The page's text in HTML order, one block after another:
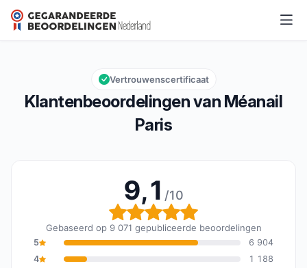
Méanail Paris
Algemene beoordeling: 9,1 van 10
9,1/10
Klantenbeoordelingen van Méanail
Paris
Vertrouwenscertificaat
9,1 /10
Algemene beoordeling:
Gebaseerd op 9 071 gepubliceerde beoordelingen
5
6 904
4
1 188